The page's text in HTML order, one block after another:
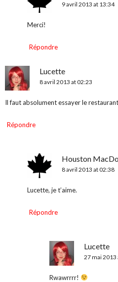
9 avril 2013 at 13:34
Merci!
Répondre
Lucette
8 avril 2013 at 02:23
Il faut absolument essayer le
Répondre
Houston
8 avril 2013 at 02:38
Lucette, je t’aime.
Répondre
Lucette
27 mai 2013
Rwawrrrr!